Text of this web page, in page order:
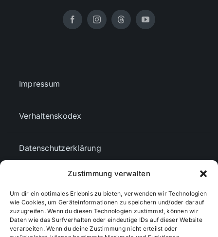
Zustimmung verwalten
Um dir ein optimales Erlebnis zu bieten, verwenden wir Technologien
wie Cookies, um Geräteinformationen zu speichern und/oder darauf
zuzugreifen. Wenn du diesen Technologien zustimmst, können wir
Daten wie das Surfverhalten oder eindeutige IDs auf dieser Website
verarbeiten. Wenn du deine Zustimmung nicht erteilst oder
Impressum
Verhaltenskodex
Datenschutzerklärung
Cookie-Richtlinie (EU)